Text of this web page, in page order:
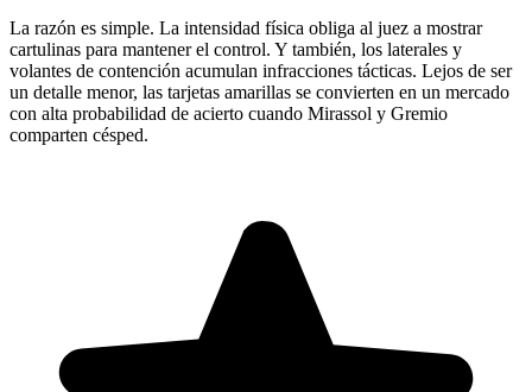
La razón es simple. La intensidad física obliga al juez a mostrar
cartulinas para mantener el control. Y también, los laterales y
volantes de contención acumulan infracciones tácticas. Lejos de ser
un detalle menor, las tarjetas amarillas se convierten en un mercado
con alta probabilidad de acierto cuando Mirassol y Gremio
comparten césped.